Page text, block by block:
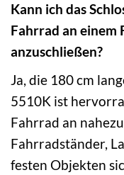
Kann ich das
Fahrrad an einem
anzuschließen?
Ja, die 180 cm
5510K ist
Fahrrad an
Fahrradständer,
festen Objekten